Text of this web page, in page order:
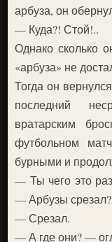
арбуза, он
— Куда?! Стой!..
Однако сколько
«арбуза» не
Тогда он
последний
вратарским
футбольном
бурными и
— Ты чего это
— Арбузы срезал?
— Срезал.
— А где они? —